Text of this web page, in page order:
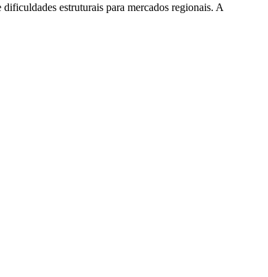
estruturais para mercados regionais. A